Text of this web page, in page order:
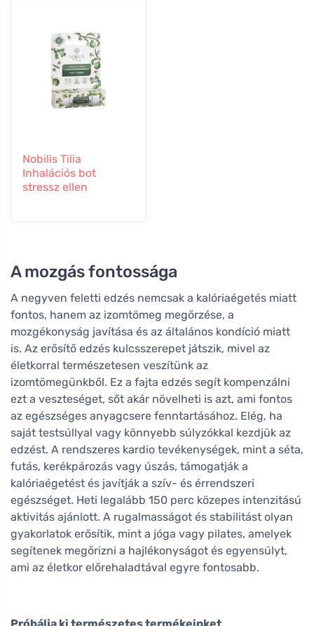
Nobilis Tilia
Inhalációs bot
stressz ellen
A mozgás fontossága
A negyven feletti edzés nemcsak a kalóriaégetés miatt
fontos, hanem az izomtömeg megőrzése, a
mozgékonyság javítása és az általános kondíció miatt
is. Az erősítő edzés kulcsszerepet játszik, mivel az
életkorral természetesen veszítünk az
izomtömegünkből. Ez a fajta edzés segít kompenzálni
ezt a veszteséget, sőt akár növelheti is azt, ami fontos
az egészséges anyagcsere fenntartásához. Elég, ha
saját testsúllyal vagy könnyebb súlyzókkal kezdjük az
edzést. A rendszeres kardio tevékenységek, mint a séta,
futás, kerékpározás vagy úszás, támogatják a
kalóriaégetést és javítják a szív- és érrendszeri
egészséget. Heti legalább 150 perc közepes intenzitású
aktivitás ajánlott. A rugalmasságot és stabilitást olyan
gyakorlatok erősítik, mint a jóga vagy pilates, amelyek
segítenek megőrizni a hajlékonyságot és egyensúlyt,
ami az életkor előrehaladtával egyre fontosabb.